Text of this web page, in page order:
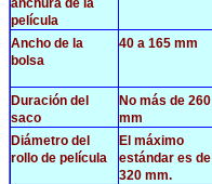
película
Ancho de la
bolsa
40 a 165 mm
Duración del
saco
No más de 260
mm
Diámetro del
rollo de película
El máximo
estándar es de
320 mm.